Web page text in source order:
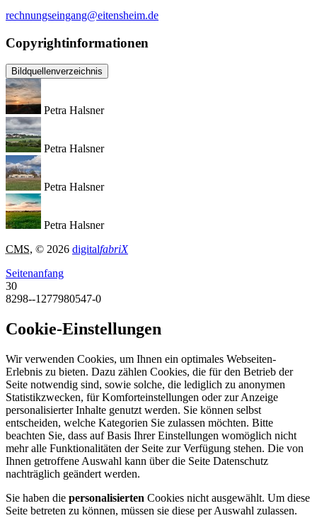
rechnungseingang@eitensheim.de
Copyrightinformationen
Bildquellenverzeichnis
Petra Halsner
Petra Halsner
Petra Halsner
Petra Halsner
CMS, © 2026 digitalfabriX
Seitenanfang
30
8298--1277980547-0
Cookie-Einstellungen
Wir verwenden Cookies, um Ihnen ein optimales Webseiten-
Erlebnis zu bieten. Dazu zählen Cookies, die für den Betrieb der
Seite notwendig sind, sowie solche, die lediglich zu anonymen
Statistikzwecken, für Komforteinstellungen oder zur Anzeige
personalisierter Inhalte genutzt werden. Sie können selbst
entscheiden, welche Kategorien Sie zulassen möchten. Bitte
beachten Sie, dass auf Basis Ihrer Einstellungen womöglich nicht
mehr alle Funktionalitäten der Seite zur Verfügung stehen. Die von
Ihnen getroffene Auswahl kann über die Seite Datenschutz
nachträglich geändert werden.
Sie haben die personalisierten Cookies nicht ausgewählt. Um diese
Seite betreten zu können, müssen sie diese per Auswahl zulassen.